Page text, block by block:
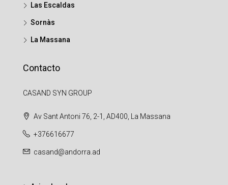
Las Escaldas
Sornàs
La Massana
Contacto
CASAND SYN GROUP
Av Sant Antoni 76, 2-1, AD400, La Massana
+376616677
casand@andorra.ad